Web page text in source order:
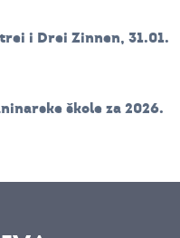
i Drei Zinnen, 31.01.
škole za 2026.